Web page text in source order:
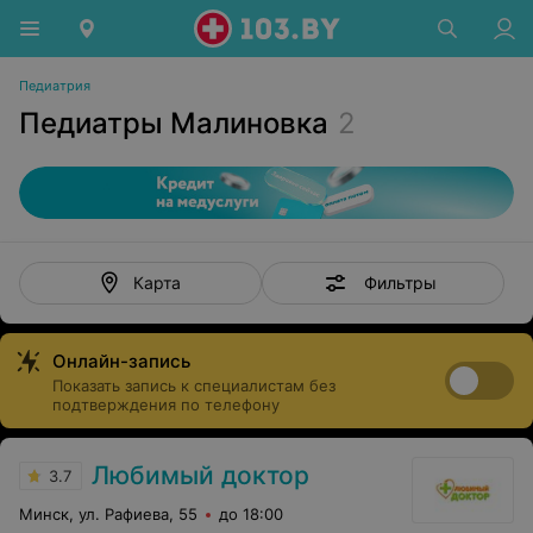
Педиатрия
Педиатры Малиновка 2
Карта Фильтры
Онлайн-запись
Показать запись к специалистам без
подтверждения по телефону
3.7 Любимый доктор
Минск, ул. Рафиева, 55 до 18:00